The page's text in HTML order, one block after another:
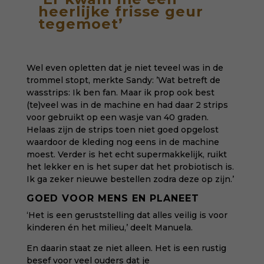
heerlijke frisse geur
tegemoet’
Wel even opletten dat je niet teveel was in de
trommel stopt, merkte Sandy: ’Wat betreft de
wasstrips: Ik ben fan. Maar ik prop ook best
(te)veel was in de machine en had daar 2 strips
voor gebruikt op een wasje van 40 graden.
Helaas zijn de strips toen niet goed opgelost
waardoor de kleding nog eens in de machine
moest. Verder is het echt supermakkelijk, ruikt
het lekker en is het super dat het probiotisch is.
Ik ga zeker nieuwe bestellen zodra deze op zijn.’
GOED VOOR MENS EN PLANEET
‘Het is een geruststelling dat alles veilig is voor
kinderen én het milieu,’ deelt Manuela.
En daarin staat ze niet alleen. Het is een rustig
besef voor veel ouders dat je